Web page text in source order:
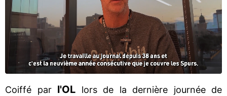
Coiffé par l'OL lors de la dernière journée de